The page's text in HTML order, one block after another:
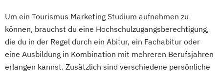
Um ein Tourismus Marketing Studium aufnehmen zu
können, brauchst du eine Hochschulzugangsberechtigung,
die du in der Regel durch ein Abitur, ein Fachabitur oder
eine Ausbildung in Kombination mit mehreren Berufsjahren
erlangen kannst. Zusätzlich sind verschiedene persönliche